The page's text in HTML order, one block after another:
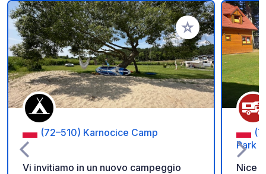
Aggiungi ai tuoi
(72–510) Karnocice Camp
Vi invitiamo in un nuovo campeggio
Park
Nice